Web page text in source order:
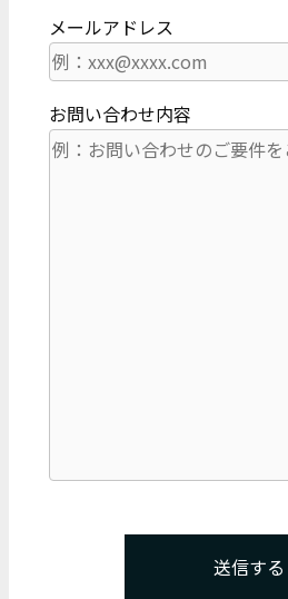
メールアドレス
お問い合わせ内容